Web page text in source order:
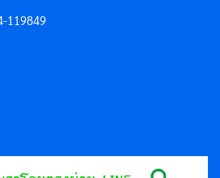
119849